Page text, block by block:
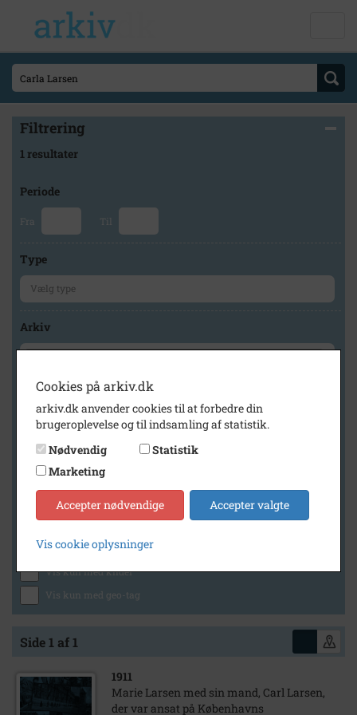
Filtrering
1 resultater
Periode
Fra Til
Type
Arkiv
Geografi
Generelt
Vis kun med billeder
Vis kun med lydklip
Vis kun med kilder
Vis kun med geo-tag
Side 1 af 1
1911
Marie Larsen med sin mand, Carl Larsen,
der var ansat på Københavns
Cookies på arkiv.dk
arkiv.dk anvender cookies til at forbedre din
brugeroplevelse og til indsamling af statistik.
Nødvendig
Statistik
Marketing
Accepter nødvendige Accepter valgte
Vis cookie oplysninger